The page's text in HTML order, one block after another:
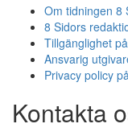
Om tidningen 8
8 Sidors
Tillgänglighet
Ansvarig
Privacy policy
Kontakta